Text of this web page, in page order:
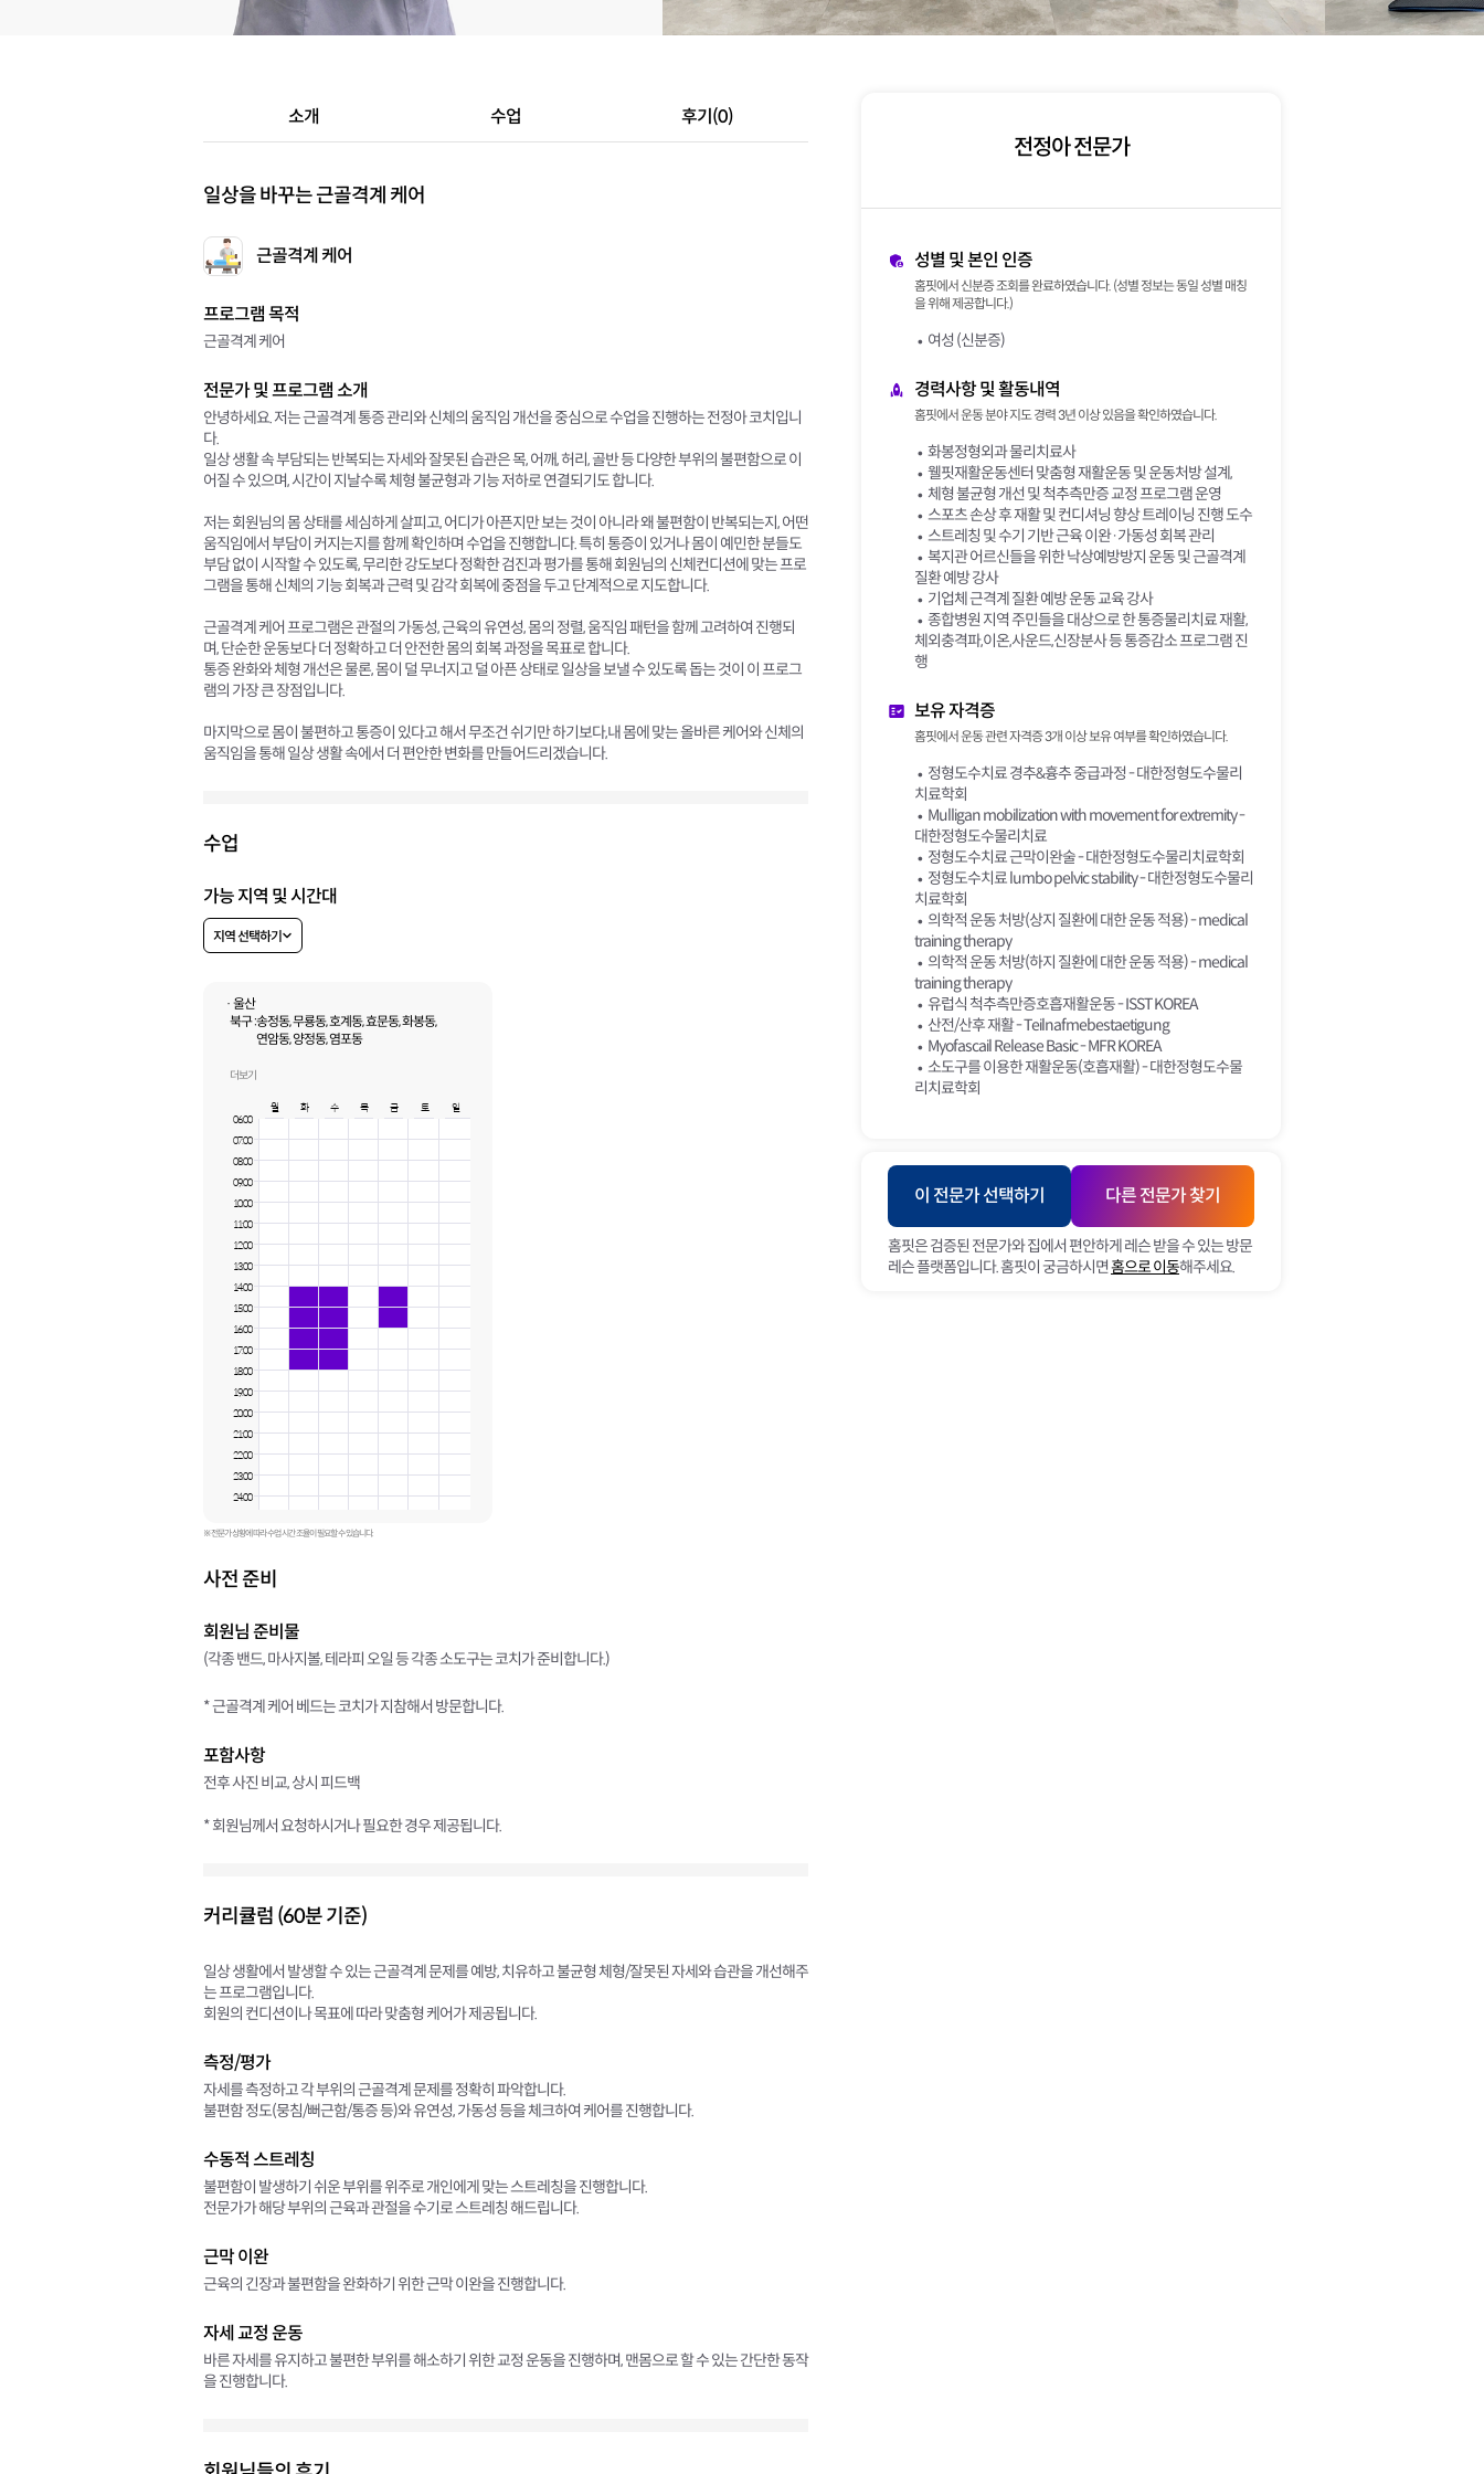
소개 수업 후기(0)
일상을 바꾸는 근골격계 케어
근골격계 케어
프로그램 목적
근골격계 케어
전문가 및 프로그램 소개
안녕하세요. 저는 근골격계 통증 관리와 신체의 움직임 개선을 중심으로 수업을 진행하는 전정아 코치입니
다.
일상 생활 속 부담되는 반복되는 자세와 잘못된 습관은 목, 어깨, 허리, 골반 등 다양한 부위의 불편함으로 이
어질 수 있으며, 시간이 지날수록 체형 불균형과 기능 저하로 연결되기도 합니다.
저는 회원님의 몸 상태를 세심하게 살피고, 어디가 아픈지만 보는 것이 아니라 왜 불편함이 반복되는지, 어떤
움직임에서 부담이 커지는지를 함께 확인하며 수업을 진행합니다. 특히 통증이 있거나 몸이 예민한 분들도
부담 없이 시작할 수 있도록, 무리한 강도보다 정확한 검진과 평가를 통해 회원님의 신체컨디션에 맞는 프로
그램을 통해 신체의 기능 회복과 근력 및 감각 회복에 중점을 두고 단계적으로 지도합니다.
근골격계 케어 프로그램은 관절의 가동성, 근육의 유연성, 몸의 정렬, 움직임 패턴을 함께 고려하여 진행되
며, 단순한 운동보다 더 정확하고 더 안전한 몸의 회복 과정을 목표로 합니다.
통증 완화와 체형 개선은 물론, 몸이 덜 무너지고 덜 아픈 상태로 일상을 보낼 수 있도록 돕는 것이 이 프로그
램의 가장 큰 장점입니다.
마지막으로 몸이 불편하고 통증이 있다고 해서 무조건 쉬기만 하기보다,내 몸에 맞는 올바른 케어와 신체의
움직임을 통해 일상 생활 속에서 더 편안한 변화를 만들어드리겠습니다.
수업
가능 지역 및 시간대
지역 선택하기
· 울산
북구 :송정동, 무룡동, 호계동, 효문동, 화봉동,
연암동, 양정동, 염포동
중구 :
더보기
월 화 수 목 금 토
일
06:00
07:00
08:00
09:00
10:00
11:00
12:00
13:00
14:00
15:00
16:00
17:00
18:00
19:00
20:00
21:00
22:00
23:00
24:00
※ 전문가 상황에 따라 수업 시간 조율이 필요할 수 있습니다.
사전 준비
회원님 준비물
(각종 밴드, 마사지볼, 테라피 오일 등 각종 소도구는 코치가 준비합니다.)
* 근골격계 케어 베드는 코치가 지참해서 방문합니다.
포함사항
전후 사진 비교, 상시 피드백
* 회원님께서 요청하시거나 필요한 경우 제공됩니다.
커리큘럼 (60분 기준)
일상 생활에서 발생할 수 있는 근골격계 문제를 예방, 치유하고 불균형 체형/잘못된 자세와 습관을 개선해주
는 프로그램입니다.
회원의 컨디션이나 목표에 따라 맞춤형 케어가 제공됩니다.
측정/평가
자세를 측정하고 각 부위의 근골격계 문제를 정확히 파악합니다.
불편함 정도(뭉침/뻐근함/통증 등)와 유연성, 가동성 등을 체크하여 케어를 진행합니다.
수동적 스트레칭
불편함이 발생하기 쉬운 부위를 위주로 개인에게 맞는 스트레칭을 진행합니다.
전문가가 해당 부위의 근육과 관절을 수기로 스트레칭 해드립니다.
근막 이완
근육의 긴장과 불편함을 완화하기 위한 근막 이완을 진행합니다.
자세 교정 운동
바른 자세를 유지하고 불편한 부위를 해소하기 위한 교정 운동을 진행하며, 맨몸으로 할 수 있는 간단한 동작
을 진행합니다.
전정아 전문가
성별 및 본인 인증
홈핏에서 신분증 조회를 완료하였습니다. (성별 정보는 동일 성별 매칭
을 위해 제공합니다.)
여성 (신분증)
경력사항 및 활동내역
홈핏에서 운동 분야 지도 경력 3년 이상 있음을 확인하였습니다.
화봉정형외과 물리치료사
웰핏재활운동센터 맞춤형 재활운동 및 운동처방 설계,
체형 불균형 개선 및 척추측만증 교정 프로그램 운영
스포츠 손상 후 재활 및 컨디셔닝 향상 트레이닝 진행 도수
스트레칭 및 수기 기반 근육 이완·가동성 회복 관리
복지관 어르신들을 위한 낙상예방방지 운동 및 근골격계
질환 예방 강사
기업체 근격계 질환 예방 운동 교육 강사
종합병원 지역 주민들을 대상으로 한 통증물리치료 재활,
체외충격파,이온,사운드,신장분사 등 통증감소 프로그램 진
행
보유 자격증
홈핏에서 운동 관련 자격증 3개 이상 보유 여부를 확인하였습니다.
정형도수치료 경추&흉추 중급과정 - 대한정형도수물리
치료학회
Mulligan mobilization with movement for extremity -
대한정형도수물리치료
정형도수치료 근막이완술 - 대한정형도수물리치료학회
정형도수치료 lumbo pelvic stability - 대한정형도수물리
치료학회
의학적 운동 처방(상지 질환에 대한 운동 적용) - medical
training therapy
의학적 운동 처방(하지 질환에 대한 운동 적용) - medical
training therapy
유럽식 척추측만증호흡재활운동 - ISST KOREA
산전/산후 재활 - Teilnafmebestaetigung
Myofascail Release Basic - MFR KOREA
소도구를 이용한 재활운동(호흡재활) - 대한정형도수물
리치료학회
이 전문가 선택하기 다른 전문가 찾기
홈핏은 검증된 전문가와 집에서 편안하게 레슨 받을 수 있는 방문
레슨 플랫폼입니다. 홈핏이 궁금하시면홈으로 이동해주세요.